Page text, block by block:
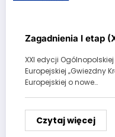
Zagadnienia I etap
XXI edycji
Europejskiej „Gwiezdny
Europejskiej o nowe…
Czytaj więcej